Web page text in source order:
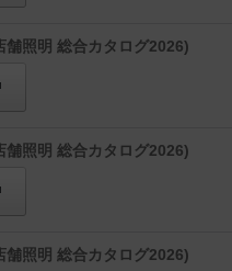
舗照明 総合カタログ2026)
舗照明 総合カタログ2026)
舗照明 総合カタログ2026)